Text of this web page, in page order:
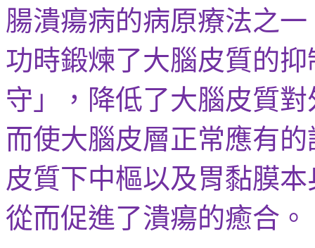
腸潰瘍病的病原療法之
功時鍛煉了大腦皮質的
守 」，降低了大腦皮質
而使大腦皮層正常應有
皮質下中樞以及胃黏膜
從而促進了潰瘍的癒合。